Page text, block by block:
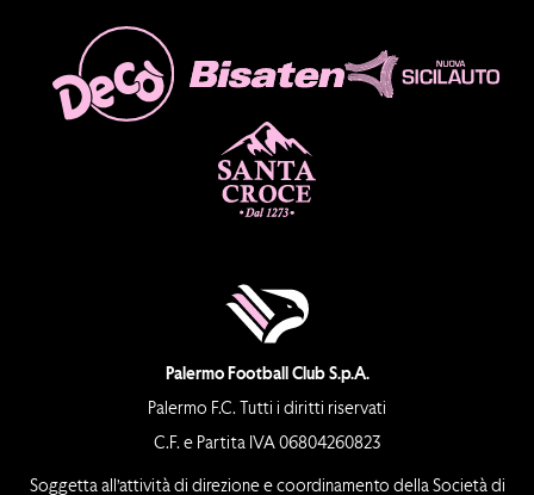
Palermo Football Club S.p.A.
Palermo F.C. Tutti i diritti riservati
C.F. e Partita IVA 06804260823
Soggetta all’attività di direzione e coordinamento della Società di